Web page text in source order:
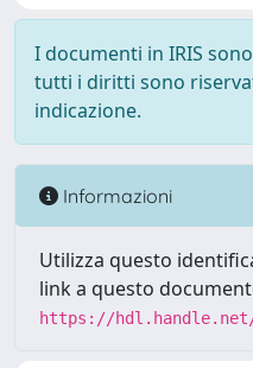
I documenti in IRIS
tutti i diritti sono
indicazione.
Informazioni
Utilizza questo
link a questo
https://hdl.handle.net/